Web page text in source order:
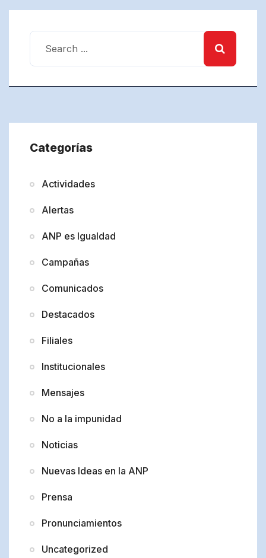
Categorías
Actividades
Alertas
ANP es Igualdad
Campañas
Comunicados
Destacados
Filiales
Institucionales
Mensajes
No a la impunidad
Noticias
Nuevas Ideas en la ANP
Prensa
Pronunciamientos
Uncategorized